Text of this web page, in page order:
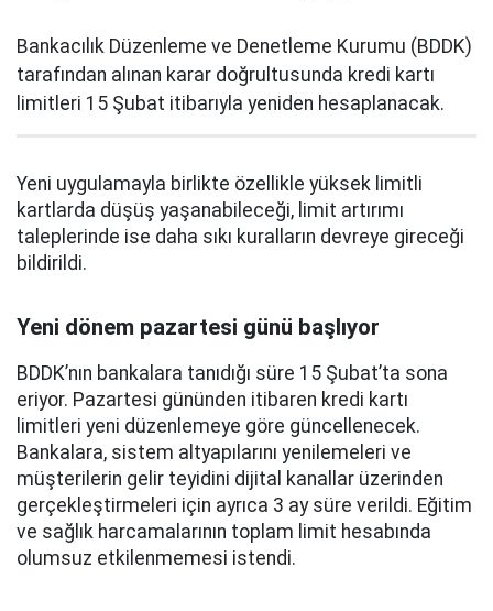
Bankacılık Düzenleme ve Denetleme Kurumu (BDDK)
tarafından alınan karar doğrultusunda kredi kartı
limitleri 15 Şubat itibarıyla yeniden hesaplanacak.
Yeni uygulamayla birlikte özellikle yüksek limitli
kartlarda düşüş yaşanabileceği, limit artırımı
taleplerinde ise daha sıkı kuralların devreye gireceği
bildirildi.
Yeni dönem pazartesi günü başlıyor
BDDK’nın bankalara tanıdığı süre 15 Şubat’ta sona
eriyor. Pazartesi gününden itibaren kredi kartı
limitleri yeni düzenlemeye göre güncellenecek.
Bankalara, sistem altyapılarını yenilemeleri ve
müşterilerin gelir teyidini dijital kanallar üzerinden
gerçekleştirmeleri için ayrıca 3 ay süre verildi. Eğitim
ve sağlık harcamalarının toplam limit hesabında
olumsuz etkilenmemesi istendi.